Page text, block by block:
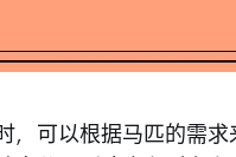
，可以根据马匹的需